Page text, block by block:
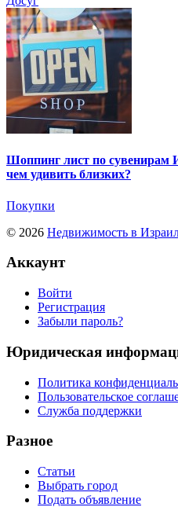
Шоппинг лист по сувенирам
чем удивить близких?
Покупки
© 2026 Недвижимость в
Аккаунт
Войти
Регистрация
Забыли пароль?
Юридическая
Политика
Пользовательское
Служба поддержки
Разное
Статьи
Выбрать город
Подать объявление